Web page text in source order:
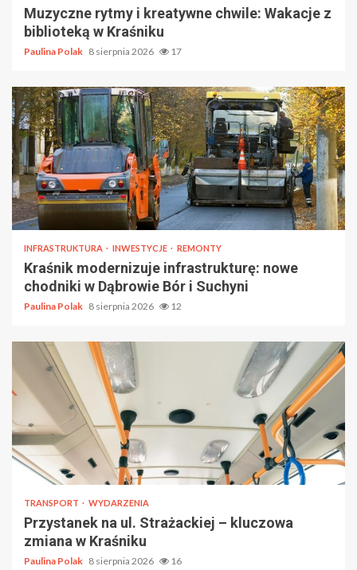
Muzyczne rytmy i kreatywne chwile: Wakacje z
biblioteką w Kraśniku
Paulina Polak 8 sierpnia 2026 17
INFRASTRUKTURA INWESTYCJE REMONTY
Kraśnik modernizuje infrastrukturę: nowe
chodniki w Dąbrowie Bór i Suchyni
Paulina Polak 8 sierpnia 2026 12
TRANSPORT WYDARZENIA
Przystanek na ul. Strażackiej – kluczowa
zmiana w Kraśniku
Paulina Polak 8 sierpnia 2026 16